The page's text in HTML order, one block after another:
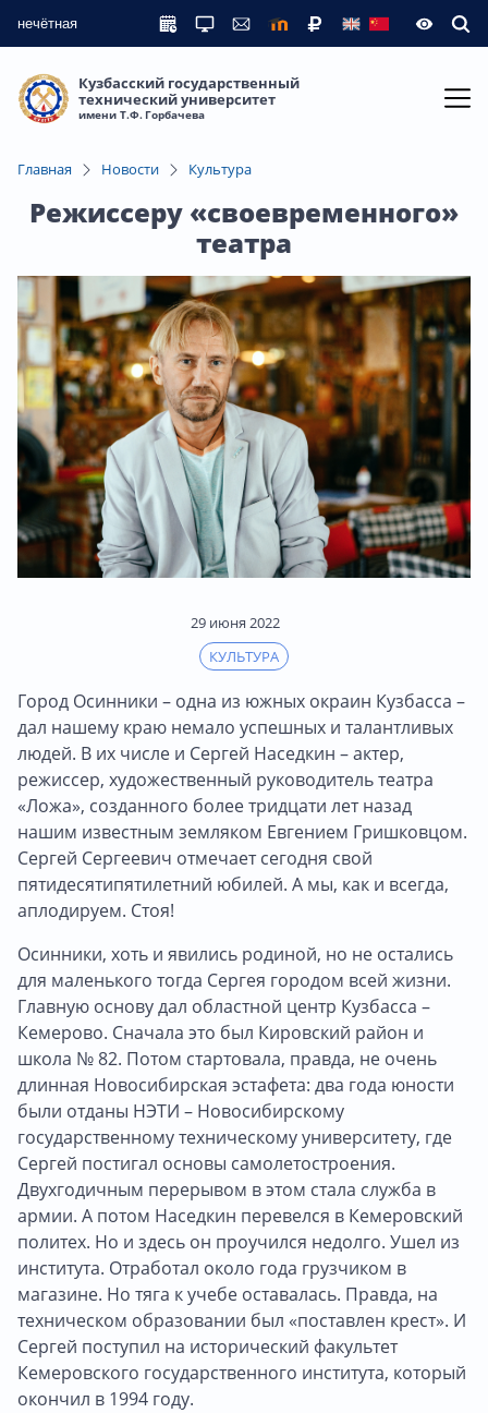
нечётная
Кузбасский государственный
технический университет
имени Т.Ф. Горбачева
Главная Новости Культура
Режиссеру «своевременного»
театра
29 июня 2022
КУЛЬТУРА
Город Осинники – одна из южных окраин Кузбасса –
дал нашему краю немало успешных и талантливых
людей. В их числе и Сергей Наседкин – актер,
режиссер, художественный руководитель театра
«Ложа», созданного более тридцати лет назад
нашим известным земляком Евгением Гришковцом.
Сергей Сергеевич отмечает сегодня свой
пятидесятипятилетний юбилей. А мы, как и всегда,
аплодируем. Стоя!
Осинники, хоть и явились родиной, но не остались
для маленького тогда Сергея городом всей жизни.
Главную основу дал областной центр Кузбасса –
Кемерово. Сначала это был Кировский район и
школа № 82. Потом стартовала, правда, не очень
длинная Новосибирская эстафета: два года юности
были отданы НЭТИ – Новосибирскому
государственному техническому университету, где
Сергей постигал основы самолетостроения.
Двухгодичным перерывом в этом стала служба в
армии. А потом Наседкин перевелся в Кемеровский
политех. Но и здесь он проучился недолго. Ушел из
института. Отработал около года грузчиком в
магазине. Но тяга к учебе оставалась. Правда, на
техническом образовании был «поставлен крест». И
Сергей поступил на исторический факультет
Кемеровского государственного института, который
окончил в 1994 году.